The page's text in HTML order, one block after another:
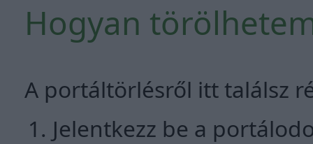
Hogyan
A portáltörlésről itt találsz
Jelentkezz be a